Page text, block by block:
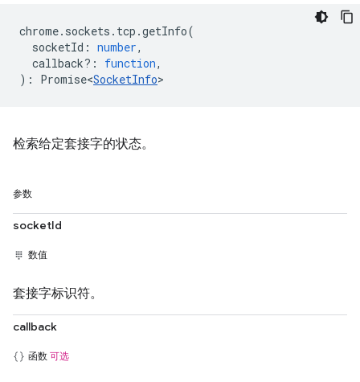
chrome. sockets . tcp .getInfo(
socketId : number,
callback? : function,
) : Promise<SocketInfo>
检索给定套接字的状态。
参数
socketId
数值
套接字标识符。
callback
函数 可选